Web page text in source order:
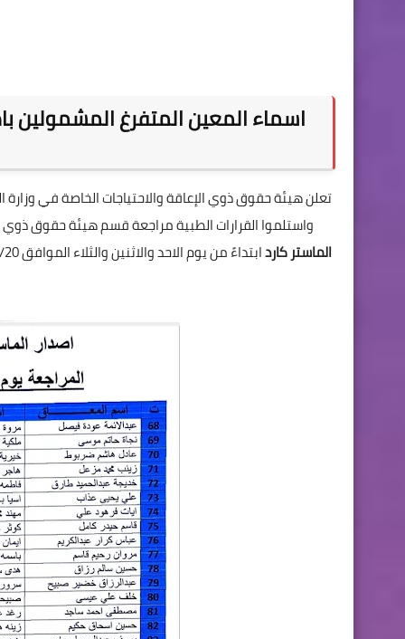
اسماء المعين المتفرغ المشمولين
تعلن هيئة حقوق ذوي الإعاقة والاحتياجات الخاصة في
واستلموا القرارات الطبية مراجعة قسم هيئة حقوق
الماستر كاردابتداءً من يوم الاحد والاثنين والثلاء الموافق 2024/10/20 وحسب قوائم الأسماء المدرجة أدناه... الراجعة حسب التواريخ المحددة